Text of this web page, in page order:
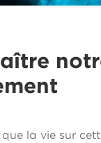
que la vie sur